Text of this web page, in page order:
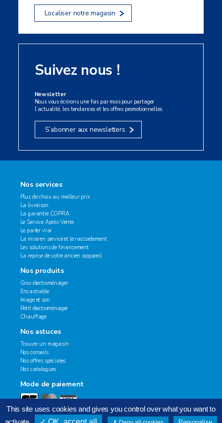
Localiser notre magasin
Suivez nous !
Newsletter
Nous vous écrirons une fois par mois pour partager
l’actualité, les tendances et les offres promotionnelles.
S’abonner aux newsletters
Nos services
Plus de choix au meilleur prix
La livraison
La garantie COPRA
Le Service Après-Vente
Le parler vrai
La mise en service et le raccordement
Les solutions de financement
La reprise de votre ancien appareil
Nos produits
Gros électroménager
Encastrable
Image et son
Petit électroménager
Chauffage
Nos astuces
Trouver un magasin
Nos conseils
Nos offres spéciales
Nos catalogues
Mode de paiement
This site uses cookies and gives you control over what you want to